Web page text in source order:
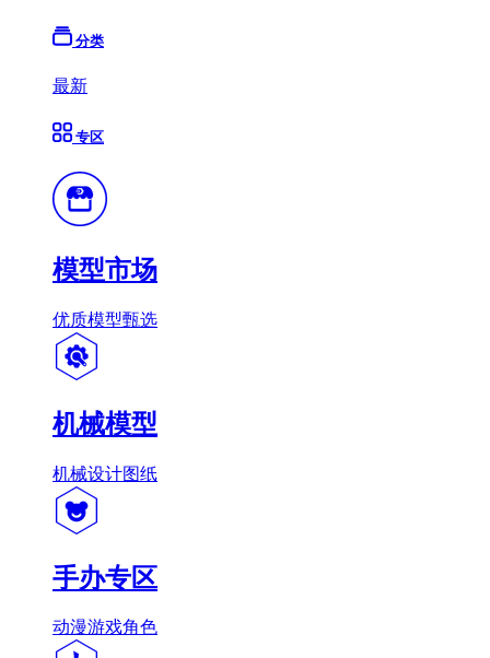
分类
最新
专区
模型市场
优质模型甄选
机械模型
机械设计图纸
手办专区
动漫游戏角色